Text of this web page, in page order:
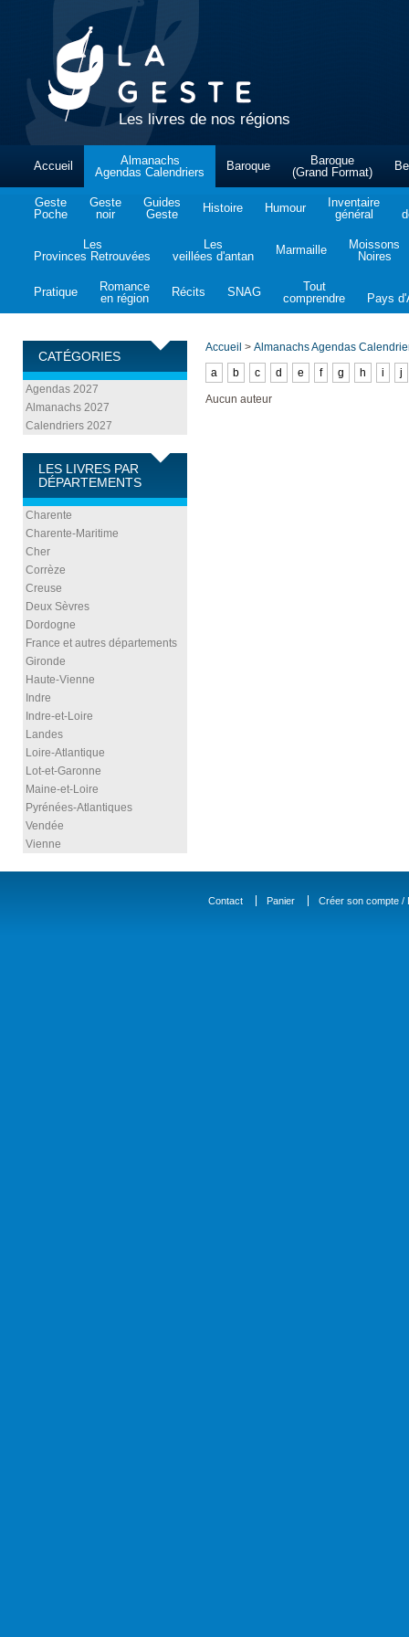
Les livres de nos régions
Accueil
Almanachs
Agendas Calendriers
Baroque
Baroque
(Grand Format)
Geste
Poche
Geste
noir
Guides
Geste
Histoire Humour
Inventaire
général
Les
Provinces Retrouvées
Les
veillées d'antan
Marmaille
Moissons
Noires
Pratique
Romance
en région
Récits SNAG
Tout
comprendre
Pays
CATÉGORIES
Agendas 2027
Almanachs 2027
Calendriers 2027
LES LIVRES PAR
DÉPARTEMENTS
Charente
Charente-Maritime
Cher
Corrèze
Creuse
Deux Sèvres
Dordogne
France et autres départements
Gironde
Haute-Vienne
Indre
Indre-et-Loire
Landes
Loire-Atlantique
Lot-et-Garonne
Maine-et-Loire
Pyrénées-Atlantiques
Vendée
Vienne
Accueil > Almanachs Agendas
a
b c d e f g h i j
Aucun auteur
Contact Panier Créer son compte /